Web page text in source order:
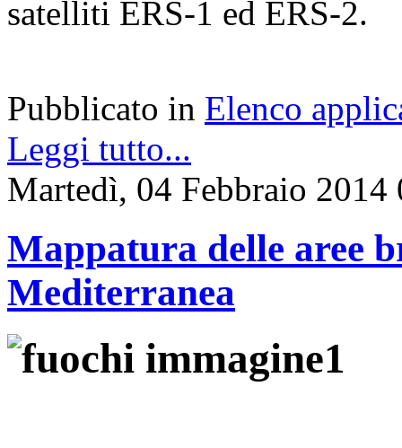
satelliti ERS-1 ed ERS-2.
Pubblicato in Elenco
Leggi tutto...
Martedì, 04 Febbraio 2014
Mappatura delle aree
Mediterranea